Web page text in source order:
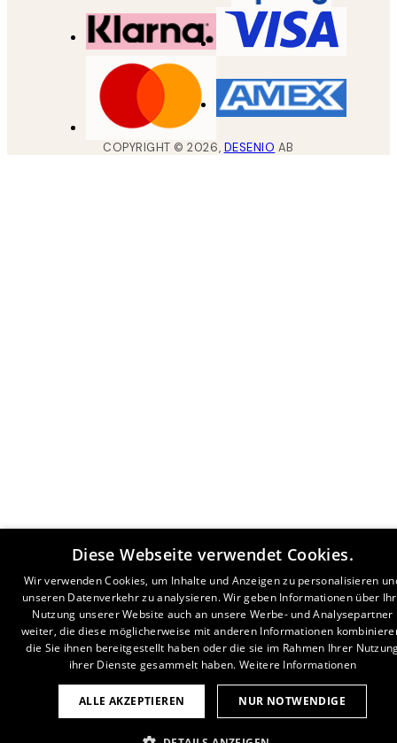
COPYRIGHT ©2026, DESENIO AB
Diese Webseite verwendet Cookies.
Wir verwenden Cookies, um Inhalte und Anzeigen zu personalisieren
unseren Datenverkehr zu analysieren. Wir geben Informationen über
Nutzung unserer Website auch an unsere Werbe- und Analysepartner
weiter, die diese möglicherweise mit anderen Informationen
die Sie ihnen bereitgestellt haben oder die sie im Rahmen Ihrer
ihrer Dienste gesammelt haben. Weitere Informationen
ALLE AKZEPTIEREN NUR NOTWENDIGE